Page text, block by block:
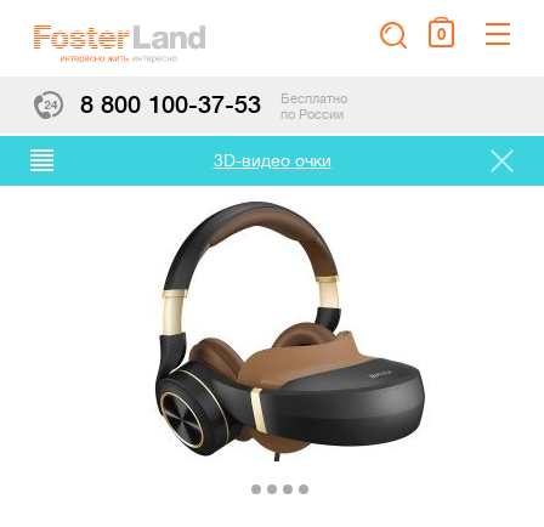
0
8 800 100-37-53
Бесплатно
по России
3D-видео очки